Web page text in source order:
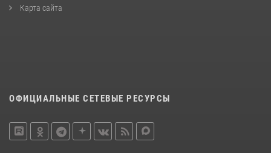
Карта сайта
ОФИЦИАЛЬНЫЕ СЕТЕВЫЕ РЕСУРСЫ